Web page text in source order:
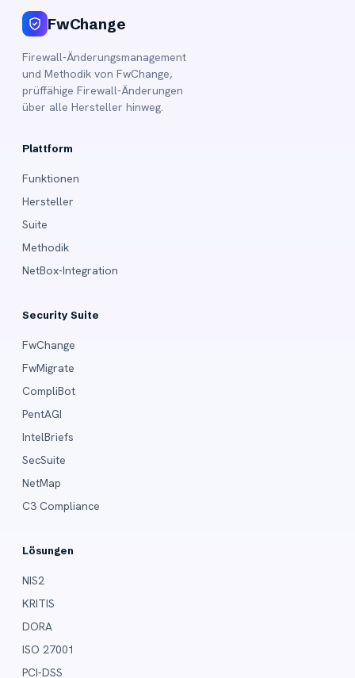
FwChange
Firewall-Änderungsmanagement
und Methodik von FwChange,
prüffähige Firewall-Änderungen
über alle Hersteller hinweg.
Plattform
Funktionen
Hersteller
Suite
Methodik
NetBox-Integration
Security Suite
FwChange
FwMigrate
CompliBot
PentAGI
IntelBriefs
SecSuite
NetMap
C3 Compliance
Lösungen
NIS2
KRITIS
DORA
ISO 27001
PCI-DSS